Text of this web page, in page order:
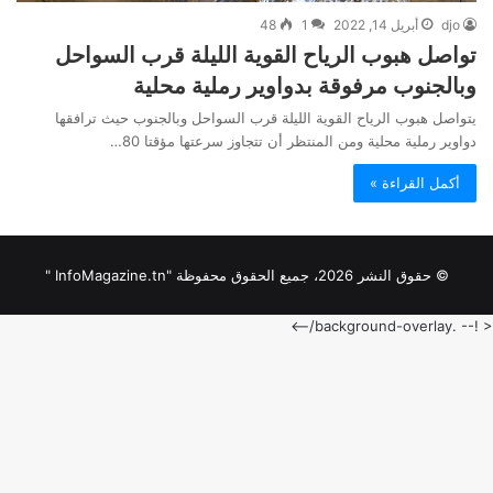
djo أبريل 14, 2022 1
48
تواصل هبوب الرياح القوية الليلة قرب السواحل
وبالجنوب مرفوقة بدواوير رملية محلية
يتواصل هبوب الرياح القوية الليلة قرب السواحل وبالجنوب حيث ترافقها
دواوير رملية محلية ومن المنتظر أن تتجاوز سرعتها مؤقتا 80…
أكمل القراءة »
© حقوق النشر 2026، جميع الحقوق محفوظة "InfoMagazine.tn "
< !-- .background-overlay/-->